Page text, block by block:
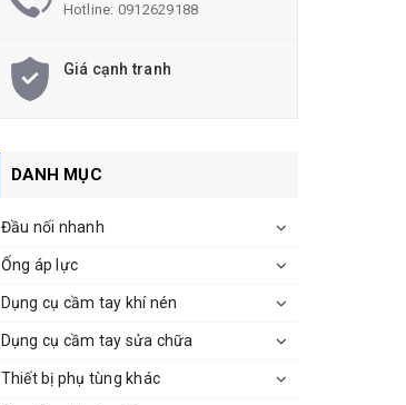
Hotline: 0912629188
Giá cạnh tranh
DANH MỤC
Đầu nối nhanh
Ống áp lực
Dụng cụ cầm tay khí nén
Dụng cụ cầm tay sửa chữa
Thiết bị phụ tùng khác